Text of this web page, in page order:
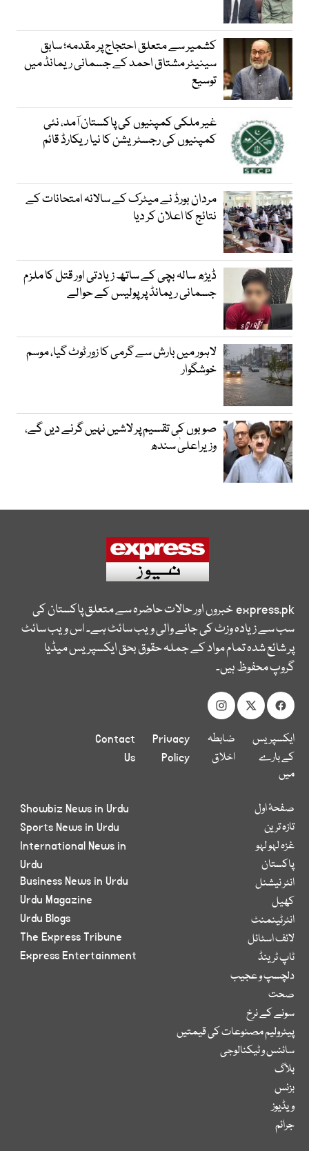
کشمیر سے متعلق احتجاج پر مقدمہ؛ سابق
سینیٹر مشتاق احمد کے جسمانی ریمانڈ میں
توسیع
غیر ملکی کمپنیوں کی پاکستان آمد، نئی
کمپنیوں کی رجسٹریشن کا نیا ریکارڈ قائم
مردان بورڈ نے میٹرک کے سالانہ امتحانات کے
نتائج کا اعلان کر دیا
ڈیڑھ سالہ بچی کے ساتھ زیادتی اور قتل کا ملزم
جسمانی ریمانڈ پر پولیس کے حوالے
لاہور میں بارش سے گرمی کا زور ٹوٹ گیا، موسم
خوشگوار
صوبوں کی تقسیم پر لاشیں نہیں گرنے دیں گے،
وزیراعلیٰ سندھ
express.pkخبروں اور حالات حاضرہ سے متعلق پاکستان کی
سب سے زیادہ وزٹ کی جانے والی ویب سائٹ ہے۔ اس ویب سائٹ
پر شائع شدہ تمام مواد کے جملہ حقوق بحق ایکسپریس میڈیا
گروپ محفوظ ہیں۔
ایکسپریس
کے بارے
میں
ضابطہ
اخلاق
Privacy
Policy
Contact
Us
صفحۂ اول
تازہ ترین
غزہ لہو لہو
پاکستان
انٹر نیشنل
کھیل
انٹرٹینمنٹ
لائف اسٹائل
ٹاپ ٹرینڈ
دلچسپ و عجیب
صحت
سونے کے نرخ
پیٹرولیم مصنوعات کی قیمتیں
سائنس و ٹیکنالوجی
بلاگ
بزنس
ویڈیوز
جرائم
Showbiz News in Urdu
Sports News in Urdu
International News in
Urdu
Business News in Urdu
Urdu Magazine
Urdu Blogs
The Express Tribune
Express Entertainment